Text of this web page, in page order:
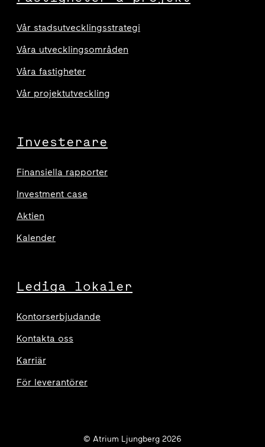
Vår stadsutvecklingsstrategi
Våra utvecklingsområden
Våra fastigheter
Vår projektutveckling
Investerare
Finansiella rapporter
Investment case
Aktien
Kalender
Lediga lokaler
Kontorserbjudande
Kontakta oss
Karriär
För leverantörer
© Atrium Ljungberg 2026